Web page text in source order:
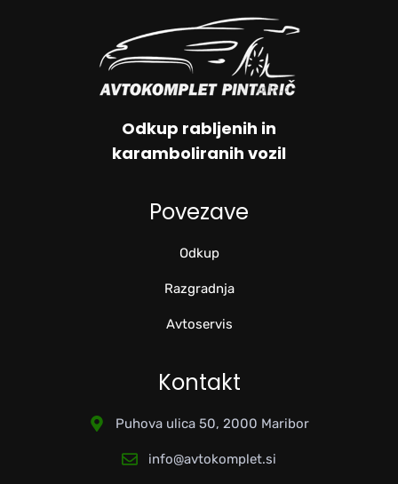
Odkup rabljenih in
karamboliranih vozil
Povezave
Odkup
Razgradnja
Avtoservis
Kontakt
Puhova ulica 50, 2000 Maribor
info@avtokomplet.si